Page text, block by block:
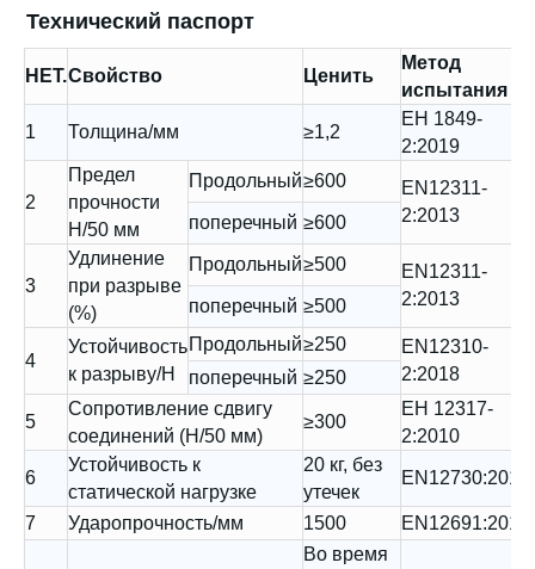
Технический паспорт
НЕТ.Свойство Ценить
Метод
испытания
1 Толщина/мм ≥1,2
ЕН 1849-
2:2019
2
Предел
прочности
Н/50 мм
Продольный≥600
EN12311-
2:2013
поперечный ≥600
3
Удлинение
при разрыве
(%)
Продольный≥500
EN12311-
2:2013
поперечный ≥500
4
Устойчивость
к разрыву/Н
Продольный≥250
EN12310-
2:2018
поперечный ≥250
5
Сопротивление сдвигу
соединений (Н/50 мм)
≥300
ЕН 12317-
2:2010
6
Устойчивость к
статической нагрузке
20 кг, без
утечек
EN12730:2015
7 Ударопрочность/мм 1500 EN12691:2018
Во время